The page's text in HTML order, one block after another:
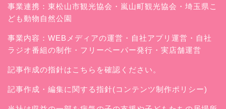
事業連携：東松山市観光協会・嵐山町観光協会・埼玉県こ
ども動物自然公園
事業内容：WEBメディアの運営・自社アプリ運営・自社
ラジオ番組の制作・フリーペーパー発行・実店舗運営
記事作成の指針はこちらを確認ください。
記事作成・編集に関する指針(コンテンツ制作ポリシー)